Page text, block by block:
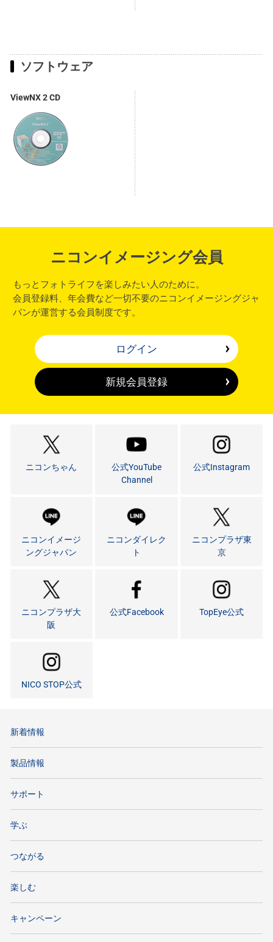
ソフトウェア
ViewNX 2 CD
ニコンイメージング会員
もっとフォトライフを楽しみたい人のために。
会員登録料、年会費など一切不要のニコンイメージングジャ
パンが運営する会員制度です。
ログイン
新規会員登録
ニコンちゃん
公式YouTube
Channel
公式Instagram
ニコンイメージ
ングジャパン
ニコンダイレク
ト
ニコンプラザ東
京
ニコンプラザ大
阪
公式Facebook TopEye公式
NICO STOP公式
新着情報
製品情報
サポート
学ぶ
つながる
楽しむ
キャンペーン